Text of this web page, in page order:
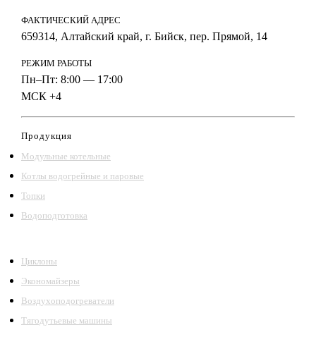
ФАКТИЧЕСКИЙ АДРЕС
659314, Алтайский край, г. Бийск, пер. Прямой, 14
РЕЖИМ РАБОТЫ
Пн–Пт: 8:00 — 17:00
МСК +4
Продукция
Модульные котельные
Котлы водогрейные и паровые
Топки
Водоподготовка
Циклоны
Экономайзеры
Воздухоподогреватели
Тягодутьевые машины